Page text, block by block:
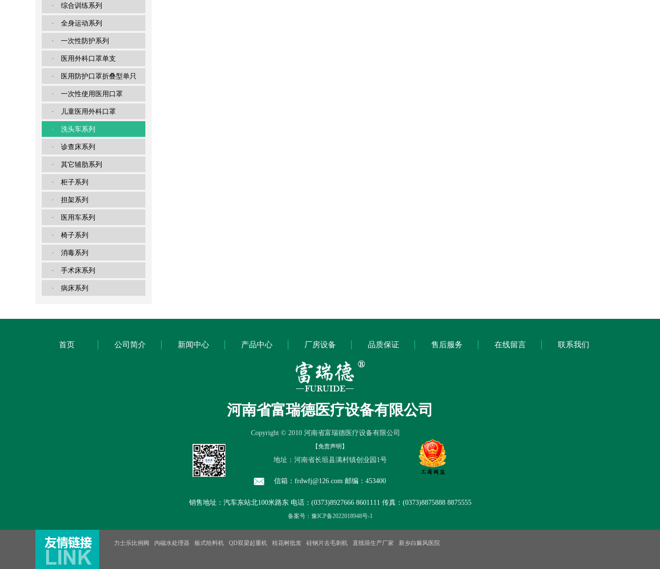
· 综合训练系列
· 全身运动系列
· 一次性防护系列
· 医用外科口罩单支
· 医用防护口罩折叠型单只
· 一次性使用医用口罩
· 儿童医用外科口罩
· 洗头车系列
· 诊查床系列
· 其它辅肋系列
· 柜子系列
· 担架系列
· 医用车系列
· 椅子系列
· 消毒系列
· 手术床系列
· 病床系列
首页 公司简介 新闻中心 产品中心 厂房设备
厂房设备
品质保证 售后服务 在线留言 联系我们
河南省富瑞德医疗设备有限公司
Copyright © 2010 河南省富瑞德医疗设备有限公司
【免责声明】
地址：河南省长垣县满村镇创业园1号
信箱：frdwfj@126.com 邮编：453400
销售地址：汽车东站北100米路东 电话：(0373)8927666 8601111 传真：(0373)8875888 8875555
备案号：豫ICP备2022018948号-1
力士乐比例阀 內磁水处理器 板式给料机 QD双梁起重机 桂花树批发 硅钢片去毛刺机 直线筛生产厂家 新乡白癜风医院